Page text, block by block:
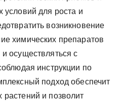
условий для роста и
возникновение
химических препаратов
осуществляться с
инструкции по
подход обеспечит
и позволит